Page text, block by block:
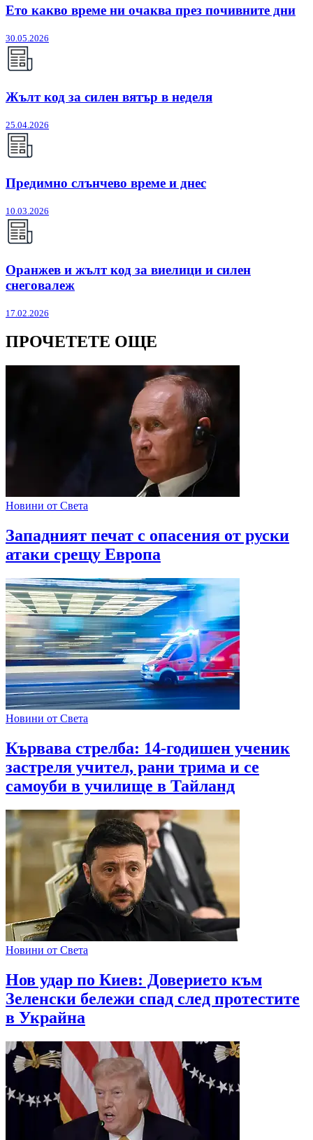
Ето какво време ни очаква през почивните дни
30.05.2026
Жълт код за силен вятър в неделя
25.04.2026
Предимно слънчево време и днес
10.03.2026
Оранжев и жълт код за виелици и силен
снеговалеж
17.02.2026
ПРОЧЕТЕТЕ ОЩЕ
Новини от Света
Западният печат с опасения от руски
атаки срещу Европа
Новини от Света
Кървава стрелба: 14-годишен ученик
застреля учител, рани трима и се
самоуби в училище в Тайланд
Новини от Света
Нов удар по Киев: Доверието към
Зеленски бележи спад след протестите
в Украйна